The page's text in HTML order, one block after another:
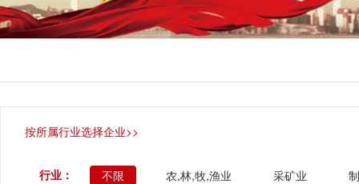
按所属行业选择企业>>
行业： 不限 农,林,牧,渔业 采矿业